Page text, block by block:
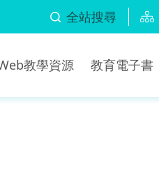
全站搜尋
教學資源 教育電子書